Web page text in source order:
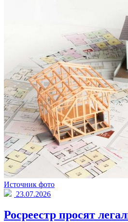
Источник фото
23.07.2026
Росреестр просят